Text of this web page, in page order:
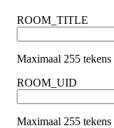
ROOM_TITLE
Maximaal 255 tekens
ROOM_UID
Maximaal 255 tekens